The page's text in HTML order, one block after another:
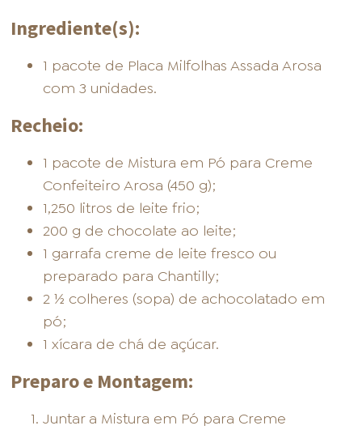
Ingrediente(s):
1 pacote de Placa Milfolhas Assada Arosa
com 3 unidades.
Recheio:
1 pacote de Mistura em Pó para Creme
Confeiteiro Arosa (450 g);
1,250 litros de leite frio;
200 g de chocolate ao leite;
1 garrafa creme de leite fresco ou
preparado para Chantilly;
2 ½ colheres (sopa) de achocolatado em
pó;
1 xícara de chá de açúcar.
Preparo e Montagem:
Juntar a Mistura em Pó para Creme